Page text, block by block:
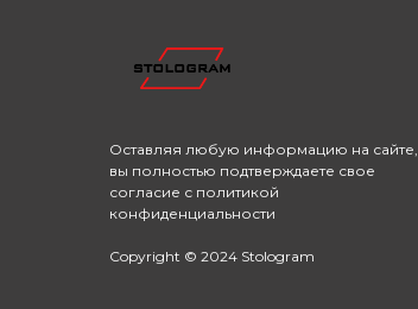
Оставляя любую информацию на сайте,
вы полностью подтверждаете свое
согласие с политикой
конфиденциальности
Copyright © 2024 Stologram